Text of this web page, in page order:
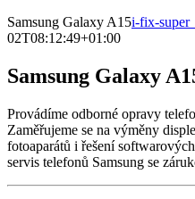
Samsung Galaxy A15i-fix-
02T08:12:49+01:00
Samsung Galaxy
Provádíme odborné opravy
Zaměřujeme se na výměny
fotoaparátů i řešení
servis telefonů Samsung se